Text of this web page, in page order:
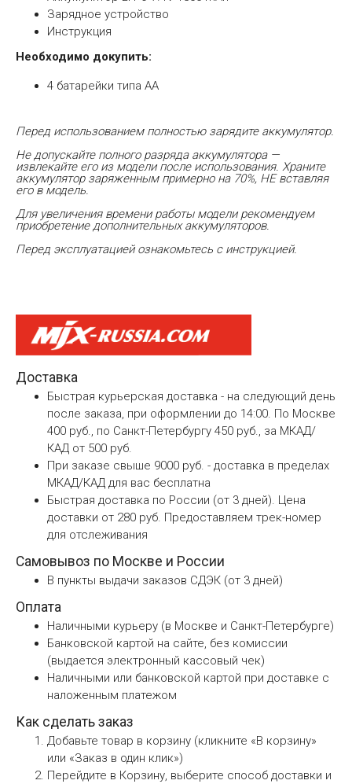
Зарядное устройство
Инструкция
Необходимо докупить:
4 батарейки типа АА
Перед использованием полностью зарядите аккумулятор.
Не допускайте полного разряда аккумулятора —
извлекайте его из модели после использования. Храните
аккумулятор заряженным примерно на 70%, НЕ вставляя
его в модель.
Для увеличения времени работы модели рекомендуем
приобретение дополнительных аккумуляторов.
Перед эксплуатацией ознакомьтесь с инструкцией.
Доставка
Быстрая курьерская доставка - на следующий день
после заказа, при оформлении до 14:00. По Москве
400 руб., по Санкт-Петербургу 450 руб., за МКАД/
КАД от 500 руб.
При заказе свыше 9000 руб. - доставка в пределах
МКАД/КАД для вас бесплатна
Быстрая доставка по России (от 3 дней). Цена
доставки от 280 руб. Предоставляем трек-номер
для отслеживания
Самовывоз по Москве и России
В пункты выдачи заказов СДЭК (от 3 дней)
Оплата
Наличными курьеру (в Москве и Санкт-Петербурге)
Банковской картой на сайте, без комиссии
(выдается электронный кассовый чек)
Наличными или банковской картой при доставке с
наложенным платежом
Как сделать заказ
Добавьте товар в корзину (кликните «В корзину»
или «Заказ в один клик»)
Перейдите в Корзину, выберите способ доставки и